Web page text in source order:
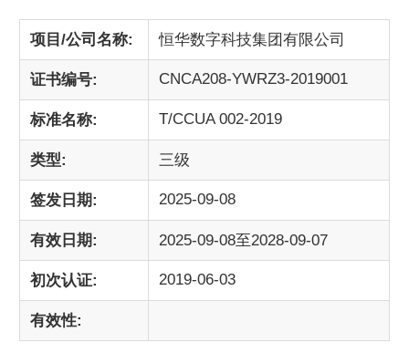
项目/公司名称: 恒华数字科技集团有限公司
证书编号: CNCA208-YWRZ3-2019001
标准名称: T/CCUA 002-2019
类型: 三级
签发日期: 2025-09-08
有效日期: 2025-09-08至2028-09-07
初次认证: 2019-06-03
有效性: